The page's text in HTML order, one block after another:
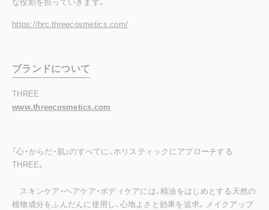
https://hrc.threecosmetics.com/
ブランドについて
THREE
www.threecosmetics.com
「心・からだ・肌」のすべてに、ホリスティックにアプローチする
THREE。
スキンケア・ヘアケア・ボディケアには、精油をはじめとする天然の
植物成分をふんだんに使用し、心地よさと効果を追求。メイクアップ